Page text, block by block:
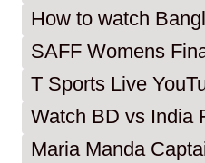
How to watch
SAFF Womens
T Sports Live
Watch BD vs India
Maria Manda